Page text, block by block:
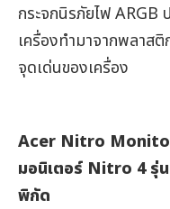
กระจกนิรภัยไฟ ARGB
เครื่องทำมาจากพลาส
จุดเด่นของเครื่อง
Acer Nitro
มอนิเตอร์ Nitro 4 รุ่น
พิกัด